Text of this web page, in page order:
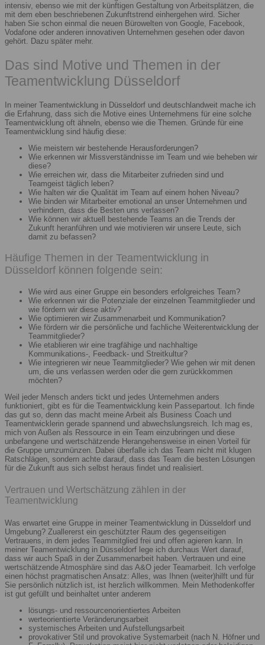
intensiv, ebenso wie mit der künftigen Gestaltung von Arbeitsplätzen, die
mit dem eben beschriebenen Zukunftstrend einhergehen wird. Sicher
haben Sie schon einmal die neuen Bürowelten von Google, Facebook,
Vodafone oder anderen innovativen Unternehmen gesehen oder davon
gehört. Dazu später mehr.
Das sind Motive und Themen in der
Teamentwicklung Düsseldorf
In meiner Teamentwicklung in Düsseldorf und deutschlandweit mache ich
die Erfahrung, dass sich die Motive eines Unternehmens für eine solche
Teamentwicklung oft ähneln, ebenso wie die Themen. Gründe für eine
Teamentwicklung sind häufig diese:
Wie meistern wir bestehende Herausforderungen?
Wie erkennen wir Missverständnisse im Team und wie beheben wir
diese?
Wie erreichen wir, dass die Mitarbeiter zufrieden sind und
Teamgeist täglich leben?
Wie halten wir die Qualität im Team auf einem hohen Niveau?
Wie binden wir Mitarbeiter emotional an unser Unternehmen und
verhindern, dass die Besten uns verlassen?
Wie können wir aktuell bestehende Teams an die Trends der
Zukunft heranführen und wie motivieren wir unsere Leute, sich
damit zu befassen?
Häufige Themen in der Teamentwicklung in
Düsseldorf können folgende sein:
Wie wird aus einer Gruppe ein besonders erfolgreiches Team?
Wie erkennen wir die Potenziale der einzelnen Teammitglieder und
wie fördern wir diese aktiv?
Wie optimieren wir Zusammenarbeit und Kommunikation?
Wie fördern wir die persönliche und fachliche Weiterentwicklung der
Teammitglieder?
Wie etablieren wir eine tragfähige und nachhaltige
Kommunikations-, Feedback- und Streitkultur?
Wie integrieren wir neue Teammitglieder? Wie gehen wir mit denen
um, die uns verlassen werden oder die gern zurückkommen
möchten?
Weil jeder Mensch anders tickt und jedes Unternehmen anders
funktioniert, gibt es für die Teamentwicklung kein Passepartout. Ich finde
das gut so, denn das macht meine Arbeit als Business Coach und
Teamentwicklerin gerade spannend und abwechslungsreich. Ich mag es,
mich von Außen als Ressource in ein Team einzubringen und diese
unbefangene und wertschätzende Herangehensweise in einen Vorteil für
die Gruppe umzumünzen. Dabei überfalle ich das Team nicht mit klugen
Ratschlägen, sondern achte darauf, dass das Team die besten Lösungen
für die Zukunft aus sich selbst heraus findet und realisiert.
Vertrauen und Wertschätzung zählen in der
Teamentwicklung
Was erwartet eine Gruppe in meiner Teamentwicklung in Düsseldorf und
Umgebung? Zuallererst ein geschützter Raum des gegenseitigen
Vertrauens, in dem jedes Teammitglied frei und offen agieren kann. In
meiner Teamentwicklung in Düsseldorf lege ich durchaus Wert darauf,
dass wir auch Spaß in der Zusammenarbeit haben. Vertrauen und eine
wertschätzende Atmosphäre sind das A&O jeder Teamarbeit. Ich verfolge
einen höchst pragmatischen Ansatz: Alles, was Ihnen (weiter)hilft und für
Sie persönlich nützlich ist, ist herzlich willkommen. Mein Methodenkoffer
ist gut gefüllt und beinhaltet unter anderem
lösungs- und ressourcenorientiertes Arbeiten
werteorientierte Veränderungsarbeit
systemisches Arbeiten und Aufstellungsarbeit
provokativer Stil und provokative Systemarbeit (nach N. Höfner und